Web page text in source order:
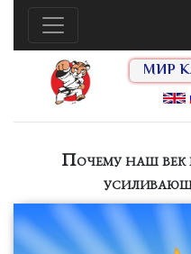
МИР
Почему наш век